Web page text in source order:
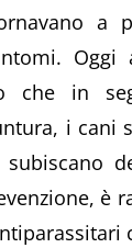
a
Oggi
che in
i cani
è